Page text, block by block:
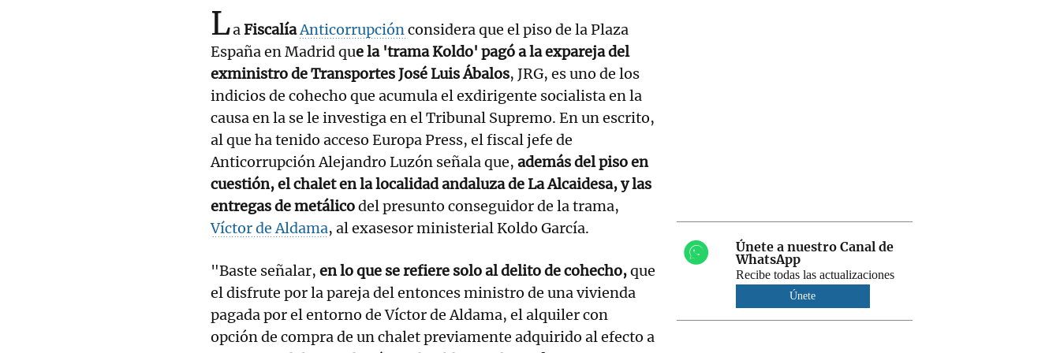
LaFiscalíaAnticorrupciónconsidera que el piso de la Plaza
España en Madrid que la 'trama Koldo' pagó a la expareja del
exministro de Transportes José Luis Ábalos, JRG, es uno de los
indicios de cohecho que acumula el exdirigente socialista en la
causa en la se le investiga en el Tribunal Supremo. En un escrito,
al que ha tenido acceso Europa Press, el fiscal jefe de
Anticorrupción Alejandro Luzón señala que, además del piso en
cuestión, el chalet en la localidad andaluza de La Alcaidesa, y las
entregas de metálicodel presunto conseguidor de la trama,
Víctor de Aldama, al exasesor ministerial Koldo García.
"Baste señalar, en lo que se refiere solo al delito de cohecho,que
el disfrute por la pareja del entonces ministro de una vivienda
pagada por el entorno de Víctor de Aldama, el alquiler con
opción de compra de un chalet previamente adquirido al efecto a
Únete a nuestro Canal de
WhatsApp
Recibe todas las actualizaciones
Únete